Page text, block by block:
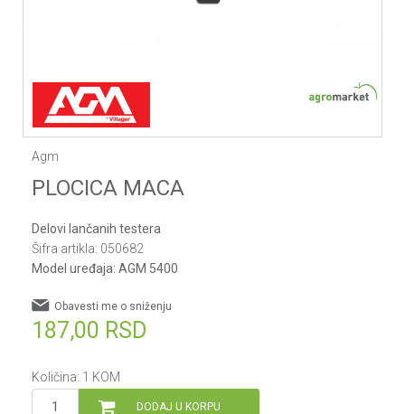
Agm
PLOCICA MACA
Delovi lančanih testera
Šifra artikla: 050682
Model uređaja: AGM 5400
187,00 RSD
Obavesti me o sniženju
Količina: 1 KOM
DODAJ U KORPU